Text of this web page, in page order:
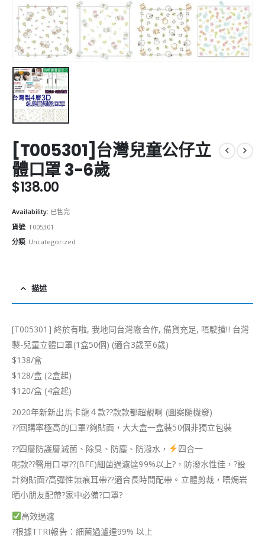
[T005301]台灣兒童公仔立
體口罩 3-6歲
$138.00
Availability: 已售完
貨號: T005301
分類: Uncategorized
描述
[T005301] 終於有啦, 我地同台灣廠合作, 備貨充足, 唔駛搶!! 台灣
製-兒童立體口罩(1盒50個) (適合3歲至6歲)
$138/盒
$128/盒 (2盒起)
$120/盒 (4盒起)
2020年新新出馬卡龍４款??款款都超靚啊 (圖案隨機發)
??回購率極高的口罩?夠貼面，大大盒一盒裝50個非獨立包裝
??四層防護層滅菌、除臭、防塵、防潑水，
四合一
呢款??醫用口罩??(BFE)細菌過濾達99%以上?，防潑水性佳，?設
計夠貼面?高彈性無痕耳帶??適合長時間配帶。立體剪裁，唔焗岩
晒小朋友配帶?家中必備?口罩?
高效過瀘
?根據TTRI報告：細菌過瀘達99% 以上